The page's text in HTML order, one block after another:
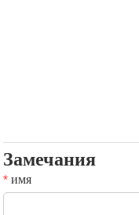
Замечания
*имя